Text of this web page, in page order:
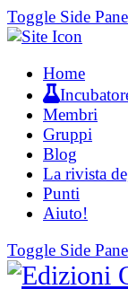
Toggle Side
Home
Membri
Gruppi
Blog
La rivista
Punti
Aiuto!
Toggle Side